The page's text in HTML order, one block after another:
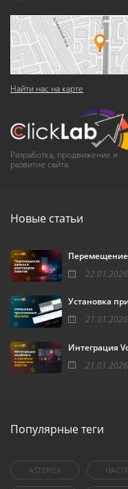
Найти нас на карте
Разработка, продвижение и
развитие сайта
Новые статьи
Перемещение
22.01.2026
Установка
21.01.2026
Интеграция
21.01.2026
Популярные теги
ASTERISK